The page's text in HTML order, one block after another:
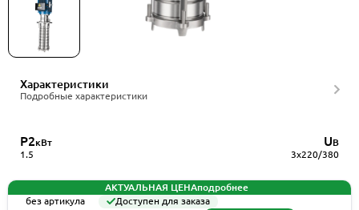
Характеристики
Подробные характеристики
P2кВт
1.5
UВ
3x220/380
АКТУАЛЬНАЯ ЦЕНАподробнее
без артикула
Доступен для заказа